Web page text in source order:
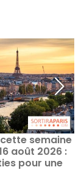
semaine
août 2026 :
pour une